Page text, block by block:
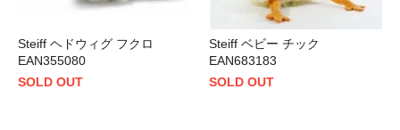
Steiff ヘドウィグ フクロ
EAN355080
SOLD OUT
Steiff ベビー チック
EAN683183
SOLD OUT